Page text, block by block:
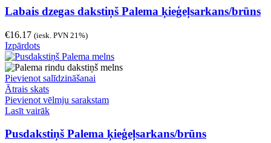
Labais dzegas dakstiņš Palema ķieģeļsarkans/brūns
€16.17 (iesk. PVN 21%)
Izpārdots
Pievienot salīdzināšanai
Ātrais skats
Pievienot vēlmju sarakstam
Lasīt vairāk
Pusdakstiņš Palema ķieģeļsarkans/brūns